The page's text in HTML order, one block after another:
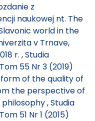
z
naukowej nt. The
world in the
v Trnave,
r. ,Studia
55 Nr 3 (2019)
of the quality of
the perspective of
,Studia
51 Nr 1 (2015)